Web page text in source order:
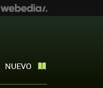
NUEVO